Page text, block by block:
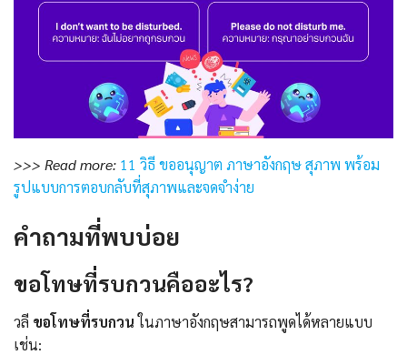
>>> Read more: 11 วิธี ขออนุญาต ภาษาอังกฤษ สุภาพ พร้อม
รูปแบบการตอบกลับที่สุภาพและจดจำง่าย
คำถามที่พบบ่อย
ขอโทษที่รบกวนคืออะไร?
วลี ขอโทษที่รบกวนในภาษาอังกฤษสามารถพูดได้หลายแบบ
เช่น: